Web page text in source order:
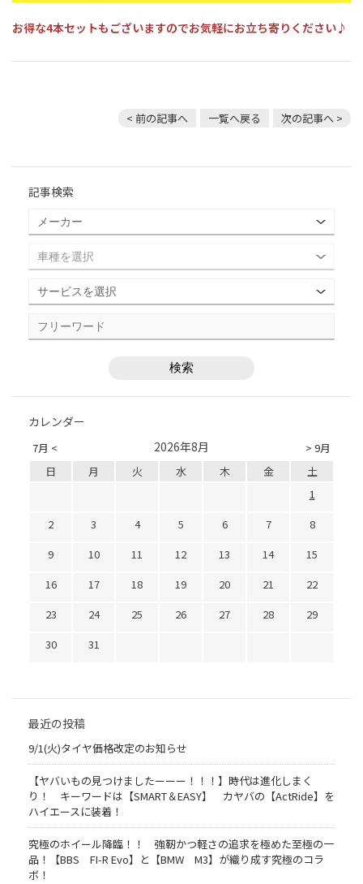
お得な4本セットもございますのでお気軽にお立ち寄りください♪
< 前の記事へ 一覧へ戻る 次の記事へ >
記事検索
カレンダー
7月 < > 9月
2026年8月
日 月 火 水 木 金
土
1
2
3 4 5 6 7
8
9
10 11 12 13 14
15
16
17 18 19 20 21
22
23
24 25 26 27 28
29
30
31
最近の投稿
9/1(火)タイヤ価格改定のお知らせ
【ヤバいもの見つけましたーーー！！！】時代は進化しまく
り！ キーワードは【SMART＆EASY】 カヤバの【ActRide】を
ハイエースに装着！
究極のホイール降臨！！ 強靭かつ軽さの追求を極めた至極の一
品！【BBS FI-R Evo】と【BMW M3】が織り成す究極のコラ
ボ！